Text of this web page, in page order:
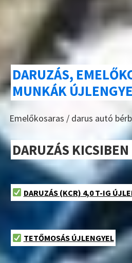
DARUZÁS,
MUNKÁK
Emelőkosaras / darus autó
DARUZÁS
DARUZÁS (KCR) 4,0 T-IG
TETŐMOSÁS ÚJLENGYEL